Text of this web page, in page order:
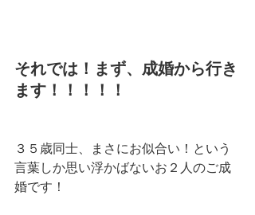
それでは！まず、成婚から行き
ます！！！！！
３５歳同士、まさにお似合い！という
言葉しか思い浮かばないお２人のご成
婚です！